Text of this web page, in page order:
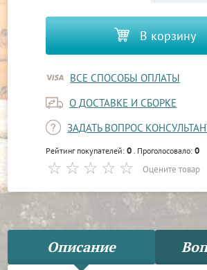
В корзину
ВСЕ СПОСОБЫ ОПЛАТЫ
О ДОСТАВКЕ И СБОРКЕ
ЗАДАТЬ ВОПРОС
Рейтинг покупателей:0 . Проголосовало:0
Оцените товар
Описание